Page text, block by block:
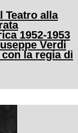
Teatro alla
1952-1953
Verdi
la regia di